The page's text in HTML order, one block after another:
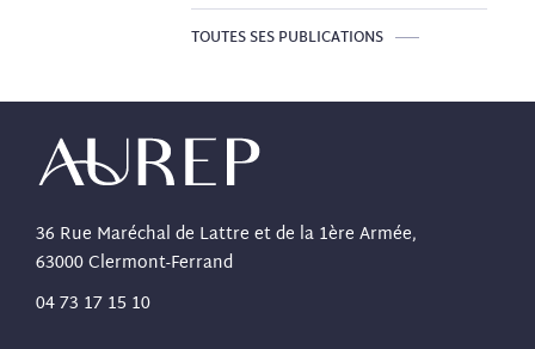
TOUTES SES PUBLICATIONS
36 Rue Maréchal de Lattre et de la 1ère Armée,
63000 Clermont-Ferrand
04 73 17 15 10